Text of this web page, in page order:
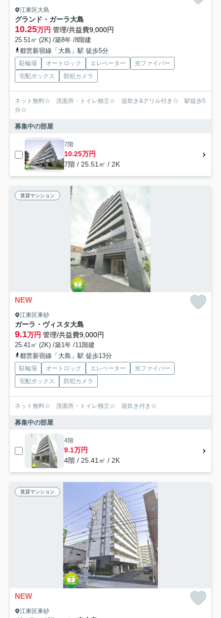
江東区大島
グランド・ガーラ大島
10.25万円 管理/共益費9,000円
25.51㎡ (2K) /築8年 /8階建
都営新宿線「大島」駅 徒歩5分
駐輪場 オートロック エレベーター
光ファイバー
宅配ボックス
防犯カメラ
ネット無料☆ 洗面所・トイレ独立☆ 追炊き&グリル付き☆ 駅徒歩5
分☆
募集中の部屋
7階
10.25万円
7階 / 25.51㎡ / 2K
賃貸マンション
NEW
江東区東砂
ガーラ・ヴィスタ大島
9.1万円 管理/共益費9,000円
25.41㎡ (2K) /築1年 /11階建
都営新宿線「大島」駅 徒歩13分
駐輪場 オートロック エレベーター
光ファイバー
宅配ボックス
防犯カメラ
ネット無料☆ 洗面所・トイレ独立☆ 追炊き付き☆
募集中の部屋
4階
9.1万円
4階 / 25.41㎡ / 2K
賃貸マンション
NEW
江東区東砂